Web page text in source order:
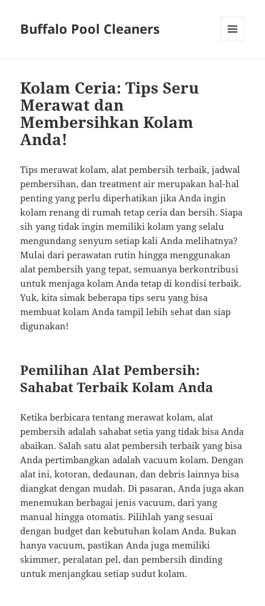
Buffalo Pool Cleaners
Kolam Ceria: Tips Seru
Merawat dan
Membersihkan Kolam
Anda!
Tips merawat kolam, alat pembersih terbaik, jadwal
pembersihan, dan treatment air merupakan hal-hal
penting yang perlu diperhatikan jika Anda ingin
kolam renang di rumah tetap ceria dan bersih. Siapa
sih yang tidak ingin memiliki kolam yang selalu
mengundang senyum setiap kali Anda melihatnya?
Mulai dari perawatan rutin hingga menggunakan
alat pembersih yang tepat, semuanya berkontribusi
untuk menjaga kolam Anda tetap di kondisi terbaik.
Yuk, kita simak beberapa tips seru yang bisa
membuat kolam Anda tampil lebih sehat dan siap
digunakan!
Pemilihan Alat Pembersih:
Sahabat Terbaik Kolam Anda
Ketika berbicara tentang merawat kolam, alat
pembersih adalah sahabat setia yang tidak bisa Anda
abaikan. Salah satu alat pembersih terbaik yang bisa
Anda pertimbangkan adalah vacuum kolam. Dengan
alat ini, kotoran, dedaunan, dan debris lainnya bisa
diangkat dengan mudah. Di pasaran, Anda juga akan
menemukan berbagai jenis vacuum, dari yang
manual hingga otomatis. Pilihlah yang sesuai
dengan budget dan kebutuhan kolam Anda. Bukan
hanya vacuum, pastikan Anda juga memiliki
skimmer, peralatan pel, dan pembersih dinding
untuk menjangkau setiap sudut kolam.